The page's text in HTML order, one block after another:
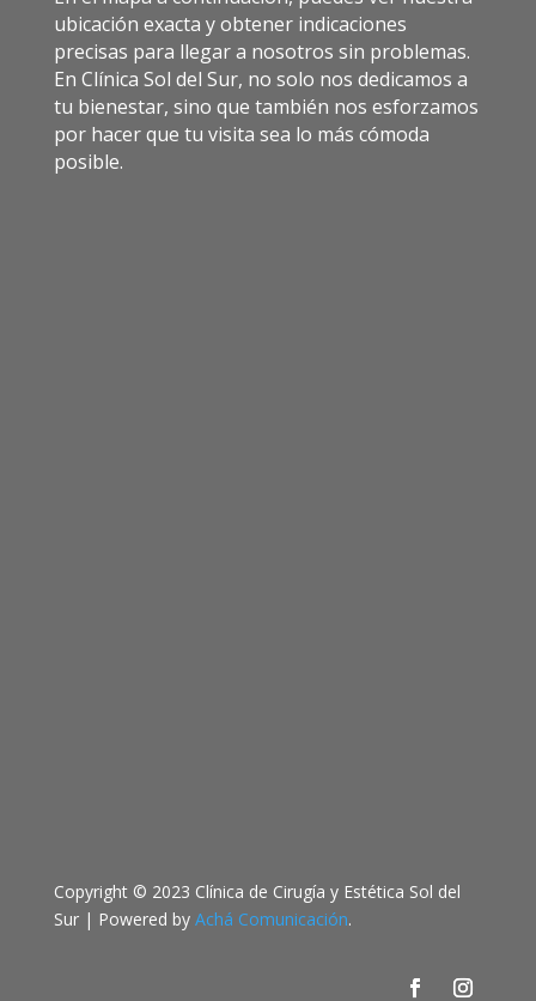
ubicación exacta y obtener indicaciones
precisas para llegar a nosotros sin problemas.
En Clínica Sol del Sur, no solo nos dedicamos a
tu bienestar, sino que también nos esforzamos
por hacer que tu visita sea lo más cómoda
posible.
Copyright © 2023 Clínica de Cirugía y Estética Sol del
Sur | Powered by Achá Comunicación.